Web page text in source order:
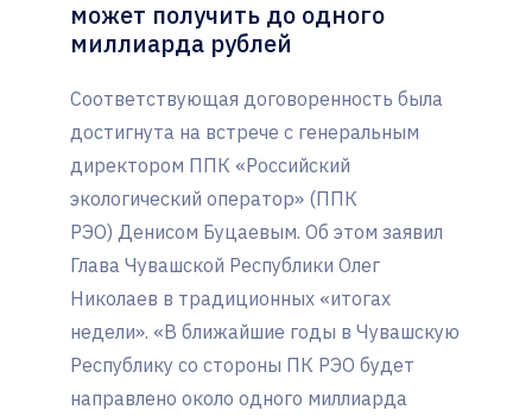
может получить до одного
миллиарда рублей
Соответствующая договоренность была
достигнута на встрече с генеральным
директором ППК «Российский
экологический оператор» (ППК
РЭО) Денисом Буцаевым. Об этом заявил
Глава Чувашской Республики Олег
Николаев в традиционных «итогах
недели». «В ближайшие годы в Чувашскую
Республику со стороны ПК РЭО будет
направлено около одного миллиарда